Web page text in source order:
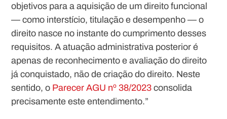
objetivos para a aquisição de um direito funcional
— como interstício, titulação e desempenho — o
direito nasce no instante do cumprimento desses
requisitos. A atuação administrativa posterior é
apenas de reconhecimento e avaliação do direito
já conquistado, não de criação do direito. Neste
sentido, o Parecer AGU nº 38/2023 consolida
precisamente este entendimento.”